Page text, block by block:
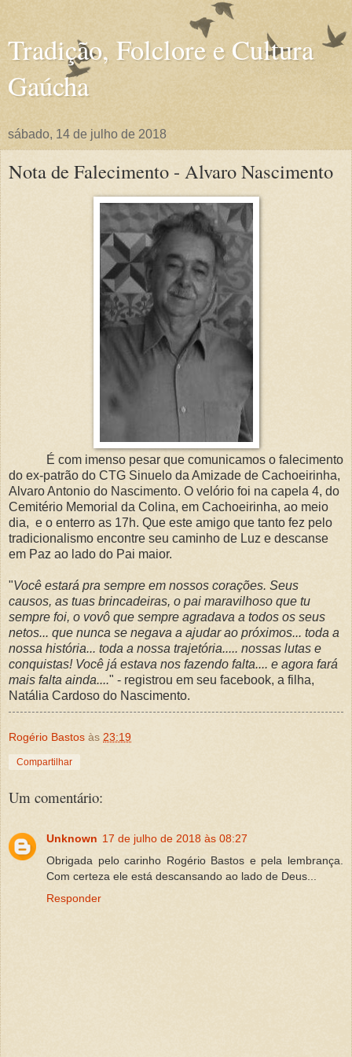
Tradição, Folclore e Cultura
Gaúcha
sábado, 14 de julho de 2018
Nota de Falecimento - Alvaro Nascimento
É com imenso pesar que comunicamos o falecimento
do ex-patrão do CTG Sinuelo da Amizade de Cachoeirinha,
Alvaro Antonio do Nascimento. O velório foi na capela 4, do
Cemitério Memorial da Colina, em Cachoeirinha, ao meio
dia, e o enterro as 17h. Que este amigo que tanto fez pelo
tradicionalismo encontre seu caminho de Luz e descanse
em Paz ao lado do Pai maior.
"Você estará pra sempre em nossos corações. Seus
causos, as tuas brincadeiras, o pai maravilhoso que tu
sempre foi, o vovô que sempre agradava a todos os seus
netos... que nunca se negava a ajudar ao próximos... toda a
nossa história... toda a nossa trajetória..... nossas lutas e
conquistas! Você já estava nos fazendo falta.... e agora fará
mais falta ainda...." - registrou em seu facebook, a filha,
Natália Cardoso do Nascimento.
Rogério Bastos às 23:19
Compartilhar
Um comentário:
Unknown 17 de julho de 2018 às 08:27
Obrigada pelo carinho Rogério Bastos e pela lembrança.
Com certeza ele está descansando ao lado de Deus...
Responder